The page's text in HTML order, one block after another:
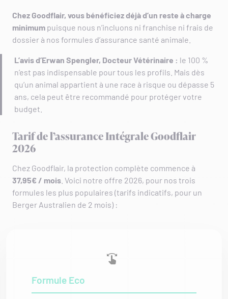
Chez Goodflair, vous bénéficiez déjà d’un reste à charge
minimum puisque nous n’incluons ni franchise ni frais de
dossier à nos formules d’assurance santé animale.
L’avis d’Erwan Spengler, Docteur Vétérinaire : le 100 %
n’est pas indispensable pour tous les profils. Mais dès
qu’un animal appartient à une race à risque ou dépasse 5
ans, cela peut être recommandé pour protéger votre
budget.
Tarif de l’assurance Intégrale Goodflair
2026
Chez Goodflair, la protection complète commence à
37,95€ / mois . Voici notre offre 2026, pour nos trois
formules les plus populaires (tarifs indicatifs, pour un
Berger Australien de 2 mois) :
Formule Eco